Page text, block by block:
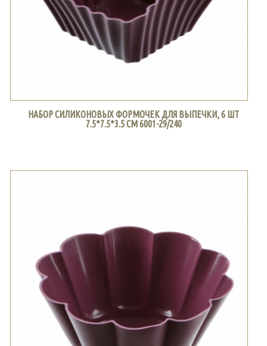
НАБОР СИЛИКОНОВЫХ ФОРМОЧЕК ДЛЯ ВЫПЕЧКИ, 6 ШТ
7.5*7.5*3.5 СМ 6001-29/240